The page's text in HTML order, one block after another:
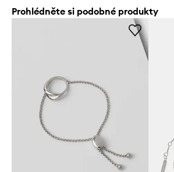
Prohlédněte si podobné produkty